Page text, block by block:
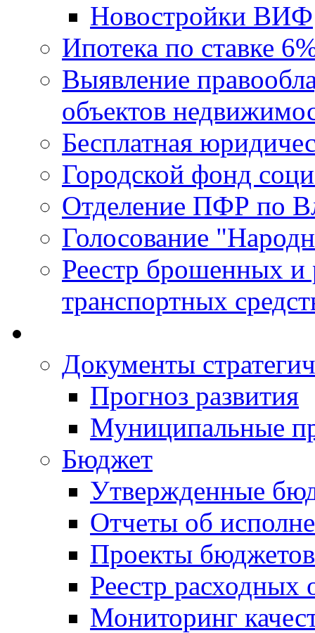
Новостройки ВИФ
Ипотека по ставке
Выявление
объектов
Бесплатная
Городской фонд
Отделение ПФР по
Голосование
Реестр брошенных и
транспортных
Документы
Прогноз развития
Муниципальные
Бюджет
Утвержденные
Отчеты об
Проекты бюджетов
Реестр расходных
Мониторинг